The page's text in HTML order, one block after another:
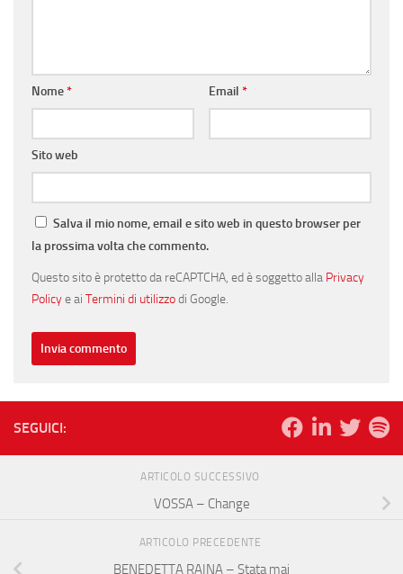
Nome* Email *
Sito web
Salva il mio nome, email e sito web in questo browser per
la prossima volta che commento.
Questo sito è protetto da reCAPTCHA, ed è soggetto alla Privacy
Policye ai Termini di utilizzodi Google.
SEGUICI:
ARTICOLO SUCCESSIVO
VOSSA – Change
ARTICOLO PRECEDENTE
BENEDETTA RAINA – Stata mai